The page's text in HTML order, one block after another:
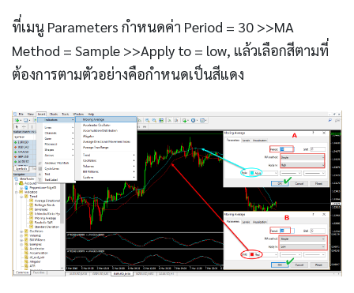
ที่เมนู Parameters กำหนดค่า Period = 30 >>MA
Method = Sample >>Apply to = low, แล้วเลือกสีตามที่
ต้องการตามตัวอย่างคือกำหนดเป็นสีแดง